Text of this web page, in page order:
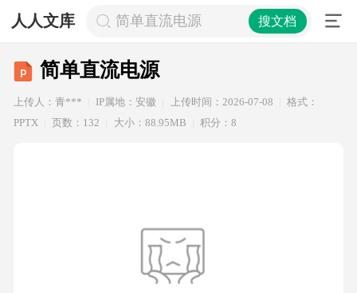
人人文库 简单直流电源 搜文档
简单直流电源
上传人：青*** IP属地：安徽 上传时间：2026-07-08
格式：
PPTX
页数：132 大小：88.95MB 积分：8